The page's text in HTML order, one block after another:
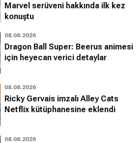
Marvel serüveni hakkında ilk kez
konuştu
08.08.2026
Dragon Ball Super: Beerus animesi
için heyecan verici detaylar
08.08.2026
Ricky Gervais imzalı Alley Cats
Netflix kütüphanesine eklendi
08.08.2026